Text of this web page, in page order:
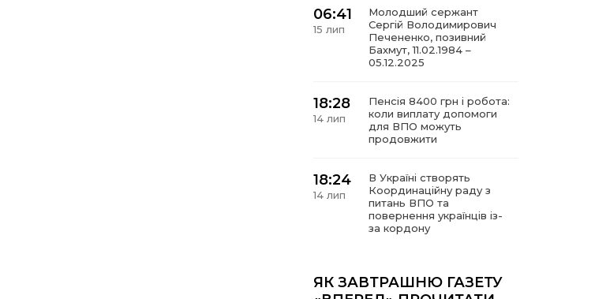
06:41
15 лип
Молодший сержант
Сергій Володимирович
Печененко, позивний
Бахмут, 11.02.1984 –
05.12.2025
18:28
14 лип
Пенсія 8400 грн і робота:
коли виплату допомоги
для ВПО можуть
продовжити
18:24
14 лип
В Україні створять
Координаційну раду з
питань ВПО та
повернення українців із-
за кордону
14 лип
Гощанщині: коли традиції
єднають громади
ЯК ЗАВТРАШНЮ ГАЗЕТУ